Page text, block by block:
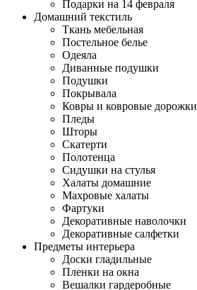
Подарки на 14 февраля
Домашний текстиль
Ткань мебельная
Постельное белье
Одеяла
Диванные подушки
Подушки
Покрывала
Ковры и ковровые дорожки
Пледы
Шторы
Скатерти
Полотенца
Сидушки на стулья
Халаты домашние
Махровые халаты
Фартуки
Декоративные наволочки
Декоративные салфетки
Предметы интерьера
Доски гладильные
Пленки на окна
Вешалки гардеробные